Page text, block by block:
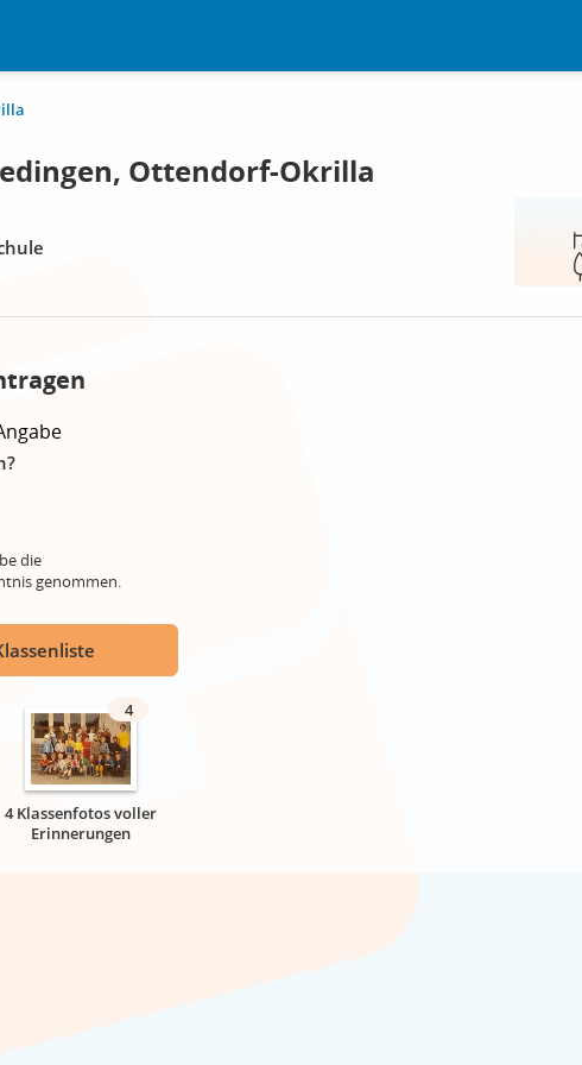
Ottendorf-Okrilla
die
genommen.
4
4 Klassenfotos voller
Erinnerungen